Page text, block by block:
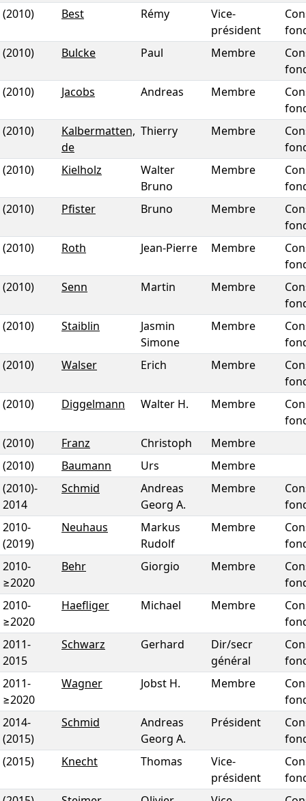
(2010)
Best Rémy
Vice-
président
(2010)
Bulcke Paul Membre
(2010)
Jacobs Andreas Membre
(2010)
Kalbermatten,
de
Thierry Membre
(2010)
Kielholz
Walter
Bruno
Membre
(2010)
Pfister Bruno Membre
(2010)
Roth Jean-Pierre Membre
(2010)
Senn Martin Membre
(2010)
Staiblin
Jasmin
Simone
Membre
(2010)
Walser Erich Membre
(2010)
Diggelmann Walter H. Membre
(2010)
Franz Christoph
Membre
(2010)
Baumann Urs
Membre
(2010)-
2014
Schmid
Andreas
Georg A.
Membre
2010-
(2019)
Neuhaus
Markus
Rudolf
Membre
2010-
≥2020
Behr Giorgio Membre
2010-
≥2020
Haefliger Michael Membre
2011-
2015
Schwarz Gerhard
Dir/secr
général
2011-
≥2020
Wagner Jobst H. Membre
2014-
(2015)
Schmid
Andreas
Georg A.
Président
(2015)
Knecht Thomas
Vice-
président